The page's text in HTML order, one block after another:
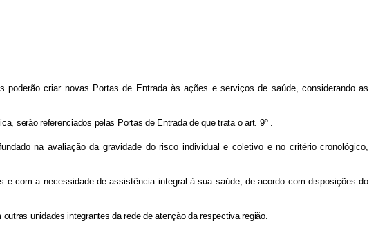
criar novas Portas de Entrada às ações e serviços de saúde, considerando as
serão referenciados pelas Portas de Entrada de que trata o art. 9º .
na avaliação da gravidade do risco individual e coletivo e no critério cronológico,
com a necessidade de assistência integral à sua saúde, de acordo com disposições do
unidades integrantes da rede de atenção da respectiva região.